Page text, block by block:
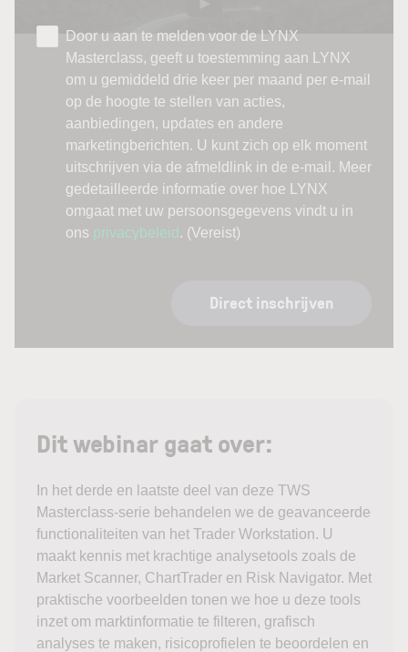
Door u aan te melden voor de LYNX
Masterclass, geeft u toestemming aan LYNX
om u gemiddeld drie keer per maand per e-mail
op de hoogte te stellen van acties,
aanbiedingen, updates en andere
marketingberichten. U kunt zich op elk moment
uitschrijven via de afmeldlink in de e-mail. Meer
gedetailleerde informatie over hoe LYNX
omgaat met uw persoonsgegevens vindt u in
ons privacybeleid . (Vereist)
Direct inschrijven
Dit webinar gaat over:
In het derde en laatste deel van deze TWS
Masterclass-serie behandelen we de geavanceerde
functionaliteiten van het Trader Workstation. U
maakt kennis met krachtige analysetools zoals de
Market Scanner, ChartTrader en Risk Navigator. Met
praktische voorbeelden tonen we hoe u deze tools
inzet om marktinformatie te filteren, grafisch
analyses te maken, risicoprofielen te beoordelen en